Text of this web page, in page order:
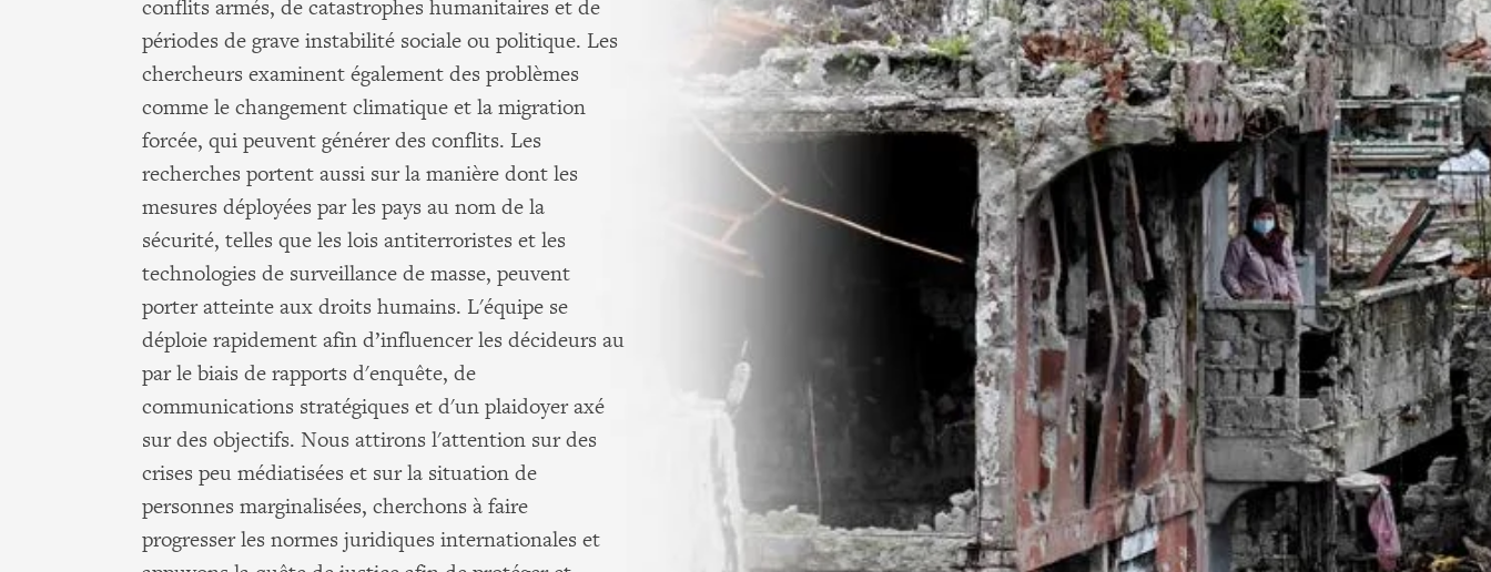
conflits armés, de catastrophes humanitaires et de
périodes de grave instabilité sociale ou politique. Les
chercheurs examinent également des problèmes
comme le changement climatique et la migration
forcée, qui peuvent générer des conflits. Les
recherches portent aussi sur la manière dont les
mesures déployées par les pays au nom de la
sécurité, telles que les lois antiterroristes et les
technologies de surveillance de masse, peuvent
porter atteinte aux droits humains. L'équipe se
déploie rapidement afin d’influencer les décideurs au
par le biais de rapports d'enquête, de
communications stratégiques et d'un plaidoyer axé
sur des objectifs. Nous attirons l'attention sur des
crises peu médiatisées et sur la situation de
personnes marginalisées, cherchons à faire
progresser les normes juridiques internationales et